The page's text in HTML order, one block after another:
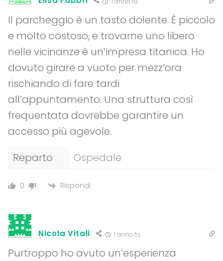
Il parcheggio è un tasto dolente. È piccolo
e molto costoso, e trovarne uno libero
nelle vicinanze è un’impresa titanica. Ho
dovuto girare a vuoto per mezz’ora
rischiando di fare tardi
all’appuntamento. Una struttura così
frequentata dovrebbe garantire un
accesso più agevole.
Reparto
Ospedale
0 Rispondi
Nicola Vitali 1 anno fa
Purtroppo ho avuto un’esperienza